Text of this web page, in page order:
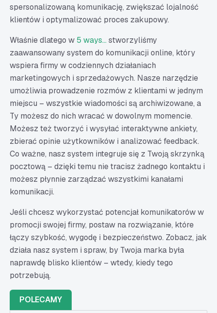
spersonalizowaną komunikację, zwiększać lojalność
klientów i optymalizować proces zakupowy.
Właśnie dlatego w 5 ways…stworzyliśmy
zaawansowany system do komunikacji online, który
wspiera firmy w codziennych działaniach
marketingowych i sprzedażowych. Nasze narzędzie
umożliwia prowadzenie rozmów z klientami w jednym
miejscu – wszystkie wiadomości są archiwizowane, a
Ty możesz do nich wracać w dowolnym momencie.
Możesz też tworzyć i wysyłać interaktywne ankiety,
zbierać opinie użytkowników i analizować feedback.
Co ważne, nasz system integruje się z Twoją skrzynką
pocztową – dzięki temu nie tracisz żadnego kontaktu i
możesz płynnie zarządzać wszystkimi kanałami
komunikacji.
Jeśli chcesz wykorzystać potencjał komunikatorów w
promocji swojej firmy, postaw na rozwiązanie, które
łączy szybkość, wygodę i bezpieczeństwo. Zobacz, jak
działa nasz system i spraw, by Twoja marka była
naprawdę blisko klientów – wtedy, kiedy tego
potrzebują.
POLECAMY